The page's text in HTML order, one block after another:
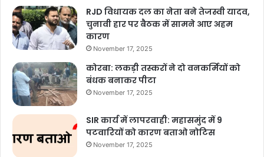
RJD विधायक दल का नेता बने तेजस्वी यादव,
चुनावी हार पर बैठक में सामने आए अहम
कारण
November 17, 2025
कोरबा: लकड़ी तस्करों ने दो वनकर्मियों को
बंधक बनाकर पीटा
November 17, 2025
SIR कार्य में लापरवाही: महासमुंद में 9
पटवारियों को कारण बताओ नोटिस
November 17, 2025